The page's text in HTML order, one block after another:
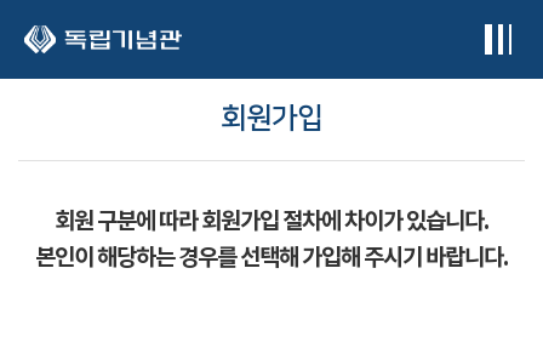
회원가입
회원 구분에 따라 회원가입 절차에 차이가 있습니다.
본인이 해당하는 경우를 선택해 가입해 주시기 바랍니다.